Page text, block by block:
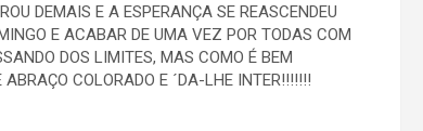
DEMAIS E A ESPERANÇA SE REASCENDEU
E ACABAR DE UMA VEZ POR TODAS COM
DOS LIMITES, MAS COMO É BEM
COLORADO E ´DA-LHE INTER!!!!!!!